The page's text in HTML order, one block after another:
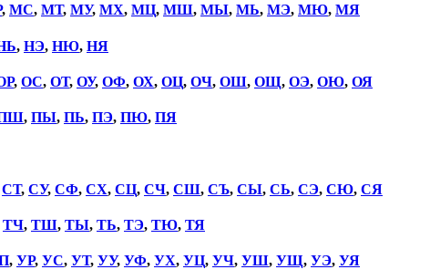
, МС, МТ, МУ, МХ, МЦ, МШ, МЫ, МЬ, МЭ, МЮ, МЯ
, НЭ, НЮ, НЯ
, ОС, ОТ, ОУ, ОФ, ОХ, ОЦ, ОЧ, ОШ, ОЩ, ОЭ, ОЮ, ОЯ
, ПЫ, ПЬ, ПЭ, ПЮ, ПЯ
СТ, СУ, СФ, СХ, СЦ, СЧ, СШ, СЪ, СЫ, СЬ, СЭ, СЮ, СЯ
ТЧ, ТШ, ТЫ, ТЬ, ТЭ, ТЮ, ТЯ
, УР, УС, УТ, УУ, УФ, УХ, УЦ, УЧ, УШ, УЩ, УЭ, УЯ